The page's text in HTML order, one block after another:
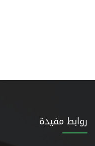
روابط مفيدة